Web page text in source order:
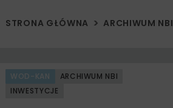
STRONA GŁÓWNA ARCHIWUM NBI
WOD-KAN
ARCHIWUM NBI
INWESTYCJE